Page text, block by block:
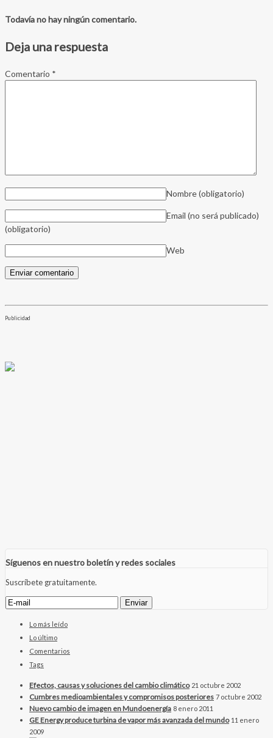
Todavía no hay ningún comentario.
Deja una respuesta
Comentario *
Nombre(obligatorio)
Email (no será publicado)
(obligatorio)
Web
Publicidad
Síguenos en nuestro boletín y redes sociales
Suscríbete gratuitamente.
Lo más leído
Lo último
Comentarios
Tags
Efectos, causas y soluciones del cambio climático 21 octubre 2002
Cumbres medioambientales y compromisos posteriores 7 octubre 2002
Nuevo cambio de imagen en Mundoenergía 8 enero 2011
GE Energy produce turbina de vapor más avanzada del mundo 11 enero
2009